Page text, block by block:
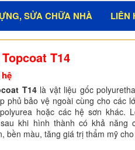
SỬA CHỮA NHÀ LIÊN
T14
T14là vật liệu gốc
phủ bảo vệ ngoài cùng cho các
hoặc các hệ sơn khác.
khi hình thành có khả năng
bền màu, tăng giá trị thẩm mỹ